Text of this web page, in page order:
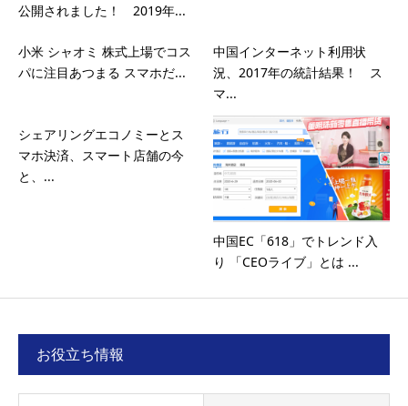
公開されました！ 2019年...
小米 シャオミ 株式上場でコス
パに注目あつまる スマホだ...
中国インターネット利用状
況、2017年の統計結果！ ス
マ...
シェアリングエコノミーとス
マホ決済、スマート店舗の今
と、...
中国EC「618」でトレンド入
り 「CEOライブ」とは ...
お役立ち情報